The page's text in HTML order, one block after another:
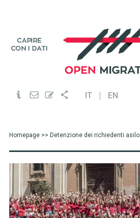
IT EN
Homepage>> Detenzione dei richiedenti asilo